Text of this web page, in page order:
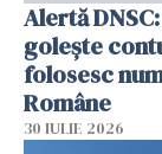
Alertă
golește
folosesc
Române
30 IULIE 2026